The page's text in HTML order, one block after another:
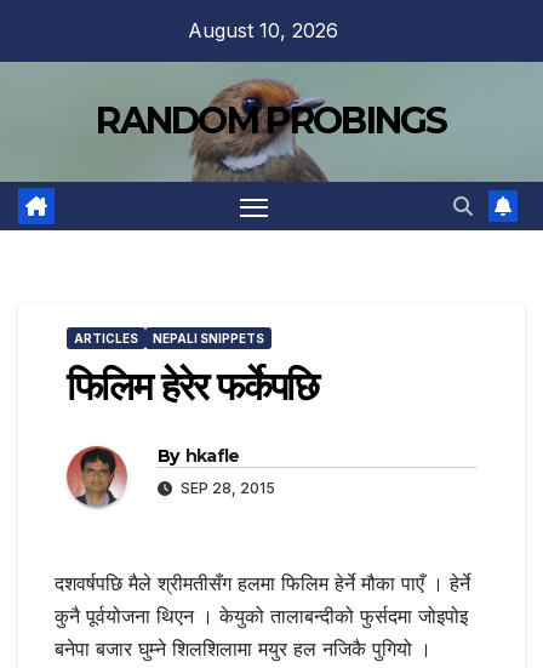
August 10, 2026
RANDOM PROBINGS
ARTICLES NEPALI SNIPPETS
फिलिम हेरेर फर्केपछि
By hkafle
SEP 28, 2015
दशवर्षपछि मैले श्रीमतीसँग हलमा फिलिम हेर्ने मौका पाएँ । हेर्ने
कुनै पूर्वयोजना थिएन । केयुको तालाबन्दीको फुर्सदमा जोइपोइ
बनेपा बजार घुम्ने शिलशिलामा मयुर हल नजिकै पुगियो ।